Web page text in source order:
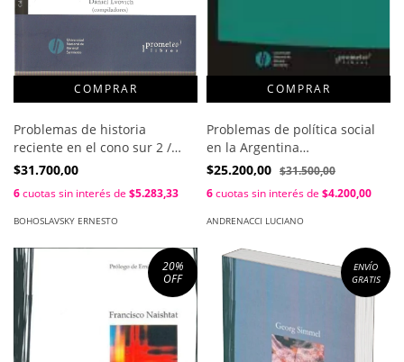
Problemas de historia
reciente en el cono sur 2 /
Ernesto Bohoslavsky
$31.700,00
6cuotas sin interés de $5.283,33
BOHOSLAVSKY ERNESTO
Problemas de política social
en la Argentina
contemporánea / Luciano
$25.200,00 $31.500,00
6cuotas sin interés de $4.200,00
ANDRENACCI LUCIANO
20%
OFF
ENVÍO
GRATIS